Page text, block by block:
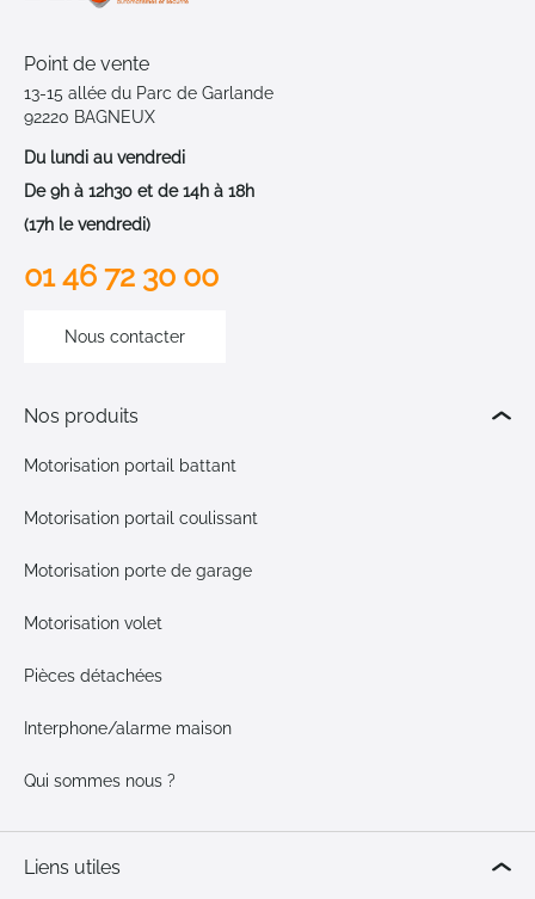
Point de vente
13-15 allée du Parc de Garlande
92220 BAGNEUX
Du lundi au vendredi
De 9h à 12h30 et de 14h à 18h
(17h le vendredi)
01 46 72 30 00
Nous contacter
Nos produits
Motorisation portail battant
Motorisation portail coulissant
Motorisation porte de garage
Motorisation volet
Pièces détachées
Interphone/alarme maison
Qui sommes nous ?
Liens utiles